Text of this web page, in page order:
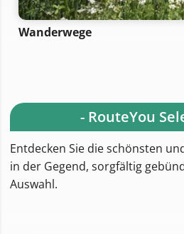
Wanderwege
- RouteYou
Entdecken Sie die schönsten
in der Gegend, sorgfältig
Auswahl.